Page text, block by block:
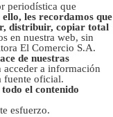
periodística que
les recordamos que
distribuir, copiar total
en nuestra web, sin
El Comercio S.A.
de nuestras
acceder a información
fuente oficial.
el contenido
esfuerzo.